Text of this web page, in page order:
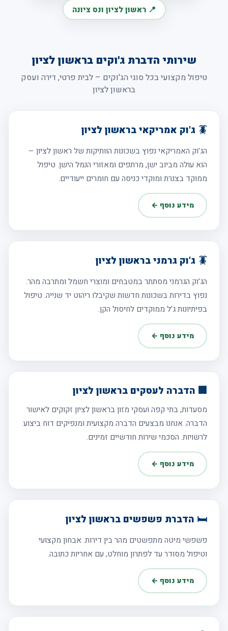
📍 ראשון לציון ונס ציונה
שירותי הדברת ג'וקים בראשון לציון
טיפול מקצועי בכל סוגי הג'וקים – לבית פרטי, דירה ועסק
בראשון לציון
🪳 ג'וק אמריקאי בראשון לציון
הג'וק האמריקאי נפוץ בשכונות הוותיקות של ראשון לציון –
הוא עולה מביוב ישן, מרתפים ומאזורי הנמל הישן. טיפול
ממוקד בצנרת ומוקדי כניסה עם חומרים ייעודיים.
מידע נוסף ←
🪳 ג'וק גרמני בראשון לציון
הג'וק הגרמני מסתתר במטבחים ומוצרי חשמל ומתרבה מהר.
נפוץ בדירות בשכונות חדשות שקיבלו ריהוט יד שנייה. טיפול
בפיתיונות ג'ל ממוקדים לחיסול הקן.
מידע נוסף ←
🏢 הדברה לעסקים בראשון לציון
מסעדות, בתי קפה ועסקי מזון בראשון לציון זקוקים לאישור
הדברה. אנחנו מבצעים הדברה מקצועית ומנפיקים דוח ביצוע
לרשויות. הסכמי שירות חודשיים זמינים.
מידע נוסף ←
🛏️ הדברת פשפשים בראשון לציון
פשפשי מיטה מתפשטים מהר בין דירות. אבחון מקצועי
וטיפול מסודר עד לפתרון מוחלט, עם אחריות כתובה.
מידע נוסף ←